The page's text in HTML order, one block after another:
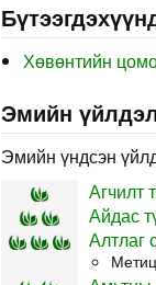
Хөвөнтийн
Эмийн
Эмийн үндсэн
Агчилт
Айдас
Алтлаг